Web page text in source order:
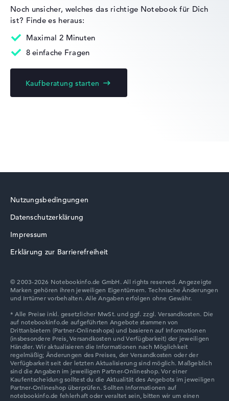
Höhe
Handlich mit 2,28 cm Höhe
Wie wir testen und bewerten
Wir helfen dir, technische Daten von Notebooks leichter
zu vergleichen. Unser Test-Algorithmus analysiert die
basierend auf über 23 Jahren Erfahrung in der Notebook-
Die Gesamtnotesetzt sich aus drei Teilbewertungen
zusammen:
Leistung & Speicher (60%):
Prozessor 40%,
Grafikkarte 30%, RAM 15%, Speicher 15%
Mobilität (20%):Akkulaufzeit 50%, Gewicht 35%,
Höhe 15%
Display (20%):Auflösung 100%
Wir arbeiten mit den offiziellen Herstellerangaben.
Fehlen Daten bei einzelnen Modellen, passen sich die
Gewichtungen automatisch an.
Dell Latitude
Noch unsicher, welches das richtige Notebook für Dich
ist? Finde es heraus:
Maximal 2 Minuten
8 einfache Fragen
Kaufberatung starten
Nutzungsbedingungen
Datenschutzerklärung
Impressum
Erklärung zur Barrierefreiheit
© 2003-2026 Notebookinfo.de GmbH. All rights reserved. Angezeigte
Marken gehören ihren jeweiligen Eigentümern. Technische Änderungen
und Irrtümer vorbehalten. Alle Angaben erfolgen ohne Gewähr.